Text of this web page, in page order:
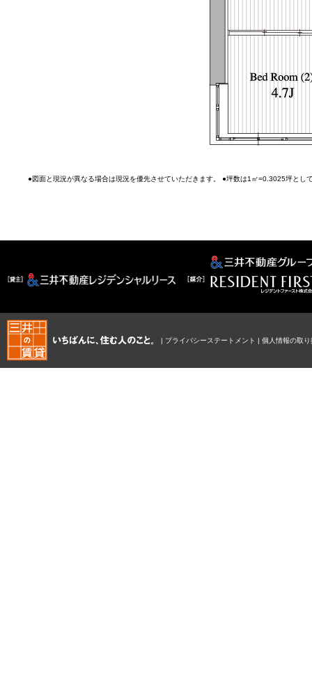
●図面と現況が異なる場合は現況を優先させていただきます。 ●坪数は1㎡=0.3025坪とし
| プライバシーステートメント | 個人情報の取